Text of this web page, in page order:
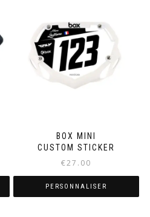
BOX MINI
CUSTOM STICKER
€27.00
PERSONNALISER